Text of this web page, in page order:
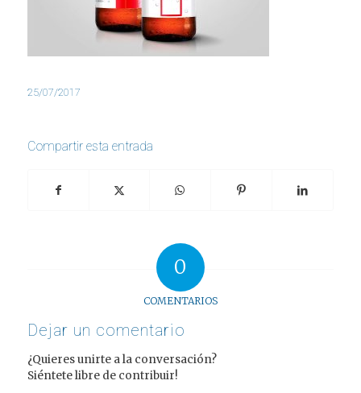
25/07/2017
Compartir esta entrada
0
COMENTARIOS
Dejar un comentario
¿Quieres unirte a la conversación?
Siéntete libre de contribuir!